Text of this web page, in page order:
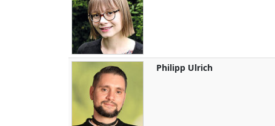
Philipp Ulrich